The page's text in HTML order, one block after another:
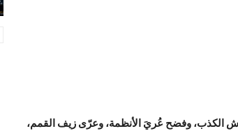
الكذب، وفضح عُريَ الأنظمة، وعرّى زيف القمم،